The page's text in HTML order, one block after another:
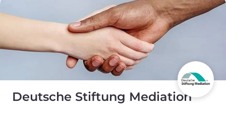
Deutsche Stiftung Mediation